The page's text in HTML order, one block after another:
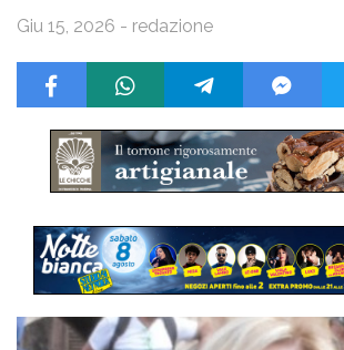
Giu 15, 2026 - redazione